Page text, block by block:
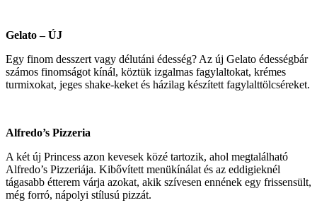
Gelato – ÚJ
Egy finom desszert vagy délutáni édesség? Az új Gelato édességbár
számos finomságot kínál, köztük izgalmas fagylaltokat, krémes
turmixokat, jeges shake-keket és házilag készített fagylalttölcséreket.
Alfredo’s Pizzeria
A két új Princess azon kevesek közé tartozik, ahol megtalálható
Alfredo’s Pizzeriája. Kibővített menükínálat és az eddigieknél
tágasabb étterem várja azokat, akik szívesen ennének egy frissensült,
még forró, nápolyi stílusú pizzát.